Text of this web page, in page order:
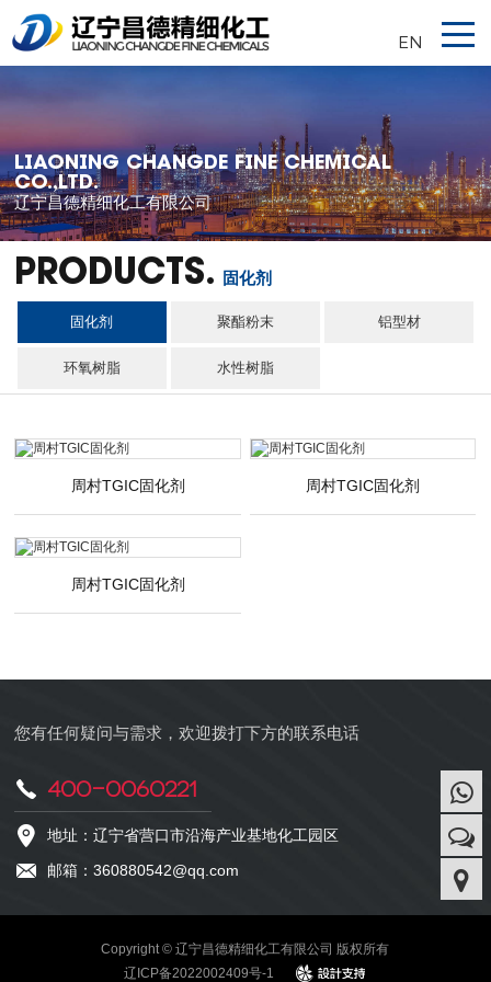
EN
LIAONING CHANGDE FINE CHEMICAL
CO.,LTD.
辽宁昌德精细化工有限公司
PRODUCTS. 固化剂
固化剂 聚酯粉末 铝型材
环氧树脂 水性树脂
周村TGIC固化剂 周村TGIC固化剂
周村TGIC固化剂
您有任何疑问与需求，欢迎拨打下方的联系电话
400-0060221
地址：辽宁省营口市沿海产业基地化工园区
邮箱：360880542@qq.com
Copyright © 辽宁昌德精细化工有限公司 版权所有
辽ICP备2022002409号-1
design